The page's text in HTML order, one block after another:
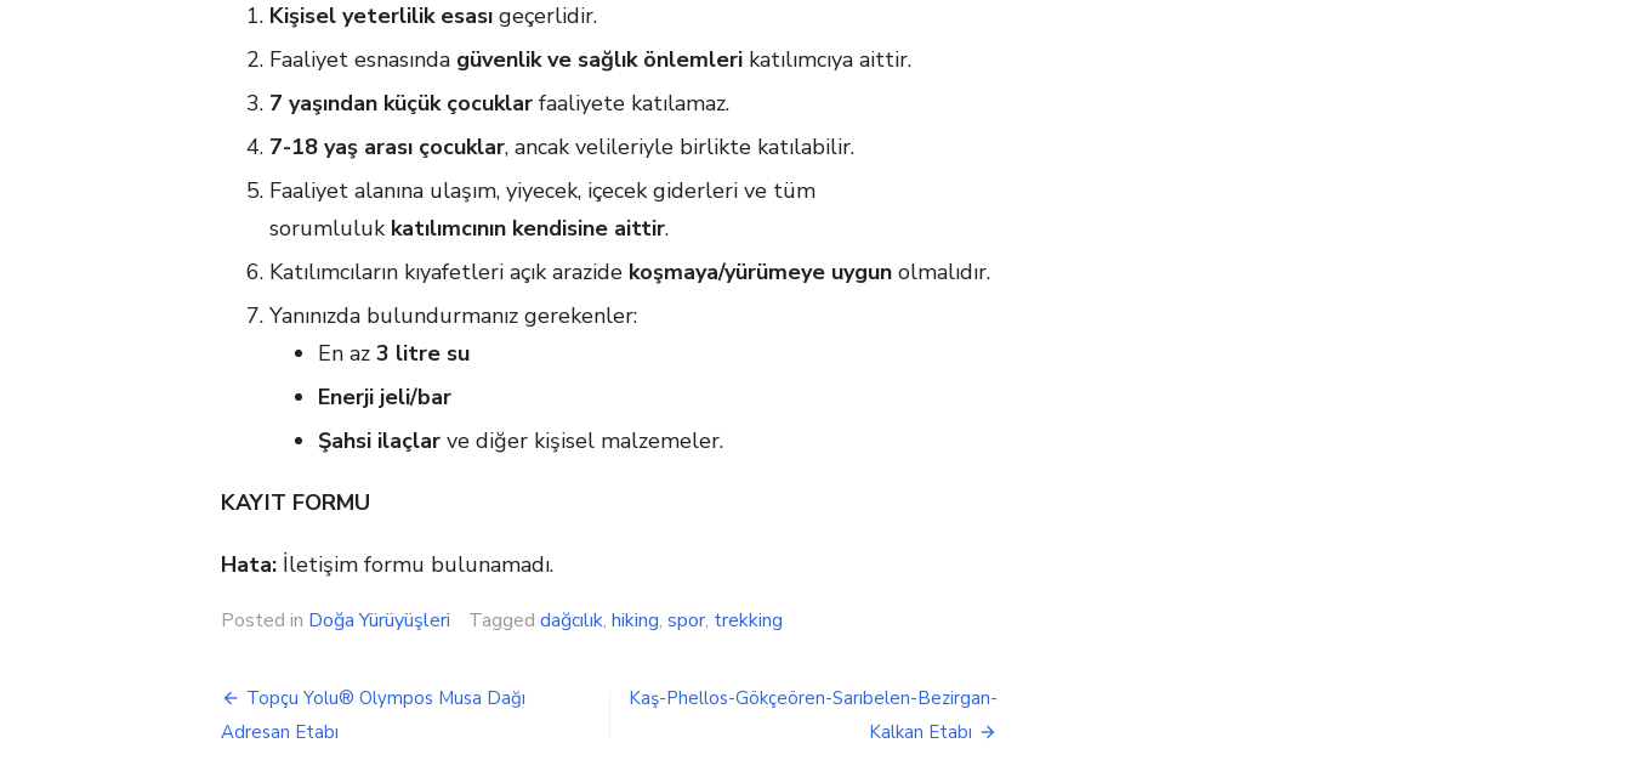
Kişisel yeterlilik esası geçerlidir.
Faaliyet esnasında güvenlik ve sağlık önlemleri katılımcıya aittir.
7 yaşından küçük çocuklar faaliyete katılamaz.
7-18 yaş arası çocuklar, ancak velileriyle birlikte katılabilir.
Faaliyet alanına ulaşım, yiyecek, içecek giderleri ve tüm
sorumluluk katılımcının kendisine aittir.
Katılımcıların kıyafetleri açık arazide koşmaya/yürümeye uygun olmalıdır.
Yanınızda bulundurmanız gerekenler:
En az 3 litre su
Enerji jeli/bar
Şahsi ilaçlar ve diğer kişisel malzemeler.
KAYIT FORMU
Hata: İletişim formu bulunamadı.
Posted in Doğa Yürüyüşleri Tagged dağcılık, hiking, spor, trekking
Yazı
gezinmesi
Topçu Yolu® Olympos Musa Dağı
Adresan Etabı
Kaş-Phellos-Gökçeören-Sarıbelen-Bezirgan-
Kalkan Etabı